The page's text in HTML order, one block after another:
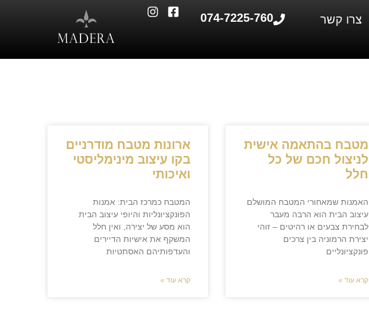
צרו קשר 074-7225-760
מטבח בהתאמה אישית
לניצול חכם של כל
חלל
האמנות שמאחורי המטבח המושלם
עיצוב הבית הוא הרבה מעבר
לבחירת צבעים או רהיטים – זוהי
יצירת הרמוניה בין צרכים
פונקציונליים
קרא עוד »
ארונות מטבח מודרניים
בקו עיצוב מינימליסטי
ואיכותי
המטבח כמרכז הבית: אמנות
הפונקציונליות והיופי עיצוב הבית
הוא מסע של יצירה, ואין חלל
המשקף את אישיות הדיירים
והעדפותיהם האסתטיות
קרא עוד »